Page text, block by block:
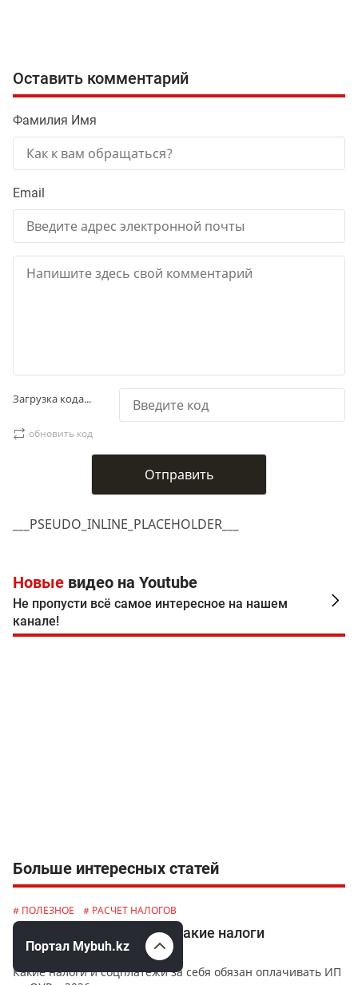
___PSEUDO_INLINE_PLACEHOLDER___
Оставить комментарий
Фамилия Имя
Email
Загрузка кода...
обновить код
Новые видео на Youtube
Не пропусти всё самое интересное на нашем
канале!
Больше интересных статей
# ПОЛЕЗНОЕ # РАСЧЕТ НАЛОГОВ
ИП на ОУР –пенсионер: какие налоги
оплачивать?
Какие налоги и соцплатежи за себя обязан оплачивать ИП
Портал Mybuh.kz